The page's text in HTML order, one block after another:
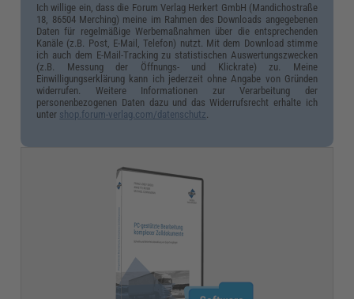
Ich willige ein, dass die Forum Verlag Herkert GmbH (Mandichostraße
18, 86504 Merching) meine im Rahmen des Downloads angegebenen
Daten für regelmäßige Werbemaßnahmen über die entsprechenden
Kanäle (z.B. Post, E-Mail, Telefon) nutzt. Mit dem Download stimme
ich auch dem E-Mail-Tracking zu statistischen Auswertungszwecken
(z.B. Messung der Öffnungs- und Klickrate) zu. Meine
Einwilligungserklärung kann ich jederzeit ohne Angabe von Gründen
widerrufen. Weitere Informationen zur Verarbeitung der
personenbezogenen Daten dazu und das Widerrufsrecht erhalte ich
unter shop.forum-verlag.com/datenschutz